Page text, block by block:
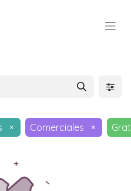
× Comerciales ×